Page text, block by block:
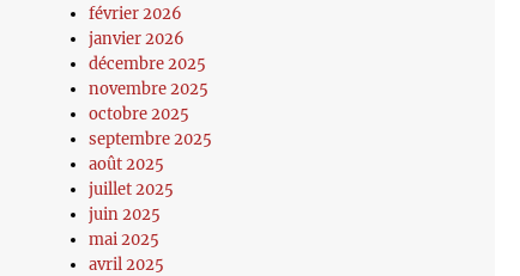
février 2026
janvier 2026
décembre 2025
novembre 2025
octobre 2025
septembre 2025
août 2025
juillet 2025
juin 2025
mai 2025
avril 2025